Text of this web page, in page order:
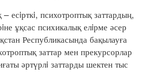
психотроптық заттардың,
ұқсас психикалық елiрме әсер
Республикасында бақылауға
заттар мен прекурсорлар
әртүрлi заттарды шектен тыс